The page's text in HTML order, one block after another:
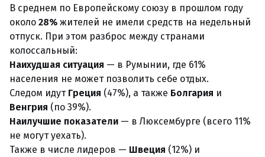
В среднем по Европейскому союзу в прошлом году
около 28% жителей не имели средств на недельный
отпуск. При этом разброс между странами
колоссальный:
Наихудшая ситуация — в Румынии, где 61%
населения не может позволить себе отдых.
Следом идут Греция (47%), а также Болгария и
Венгрия (по 39%).
Наилучшие показатели — в Люксембурге (всего 11%
не могут уехать).
Также в числе лидеров — Швеция (12%) и